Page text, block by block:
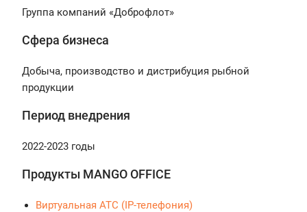
Группа компаний «Доброфлот»
Сфера бизнеса
Добыча, производство и дистрибуция рыбной
продукции
Период внедрения
2022-2023 годы
Продукты MANGO OFFICE
Виртуальная АТС (IP-телефония)